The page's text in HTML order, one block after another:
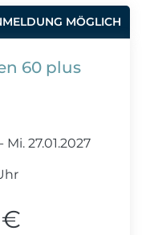
MÖGLICH
60 plus
Mi. 27.01.2027